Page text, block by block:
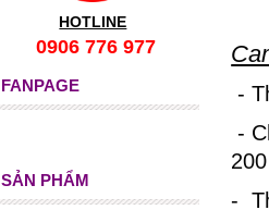
-
-
-
HOTLINE
0906 776 977
FANPAGE
SẢN PHẨM